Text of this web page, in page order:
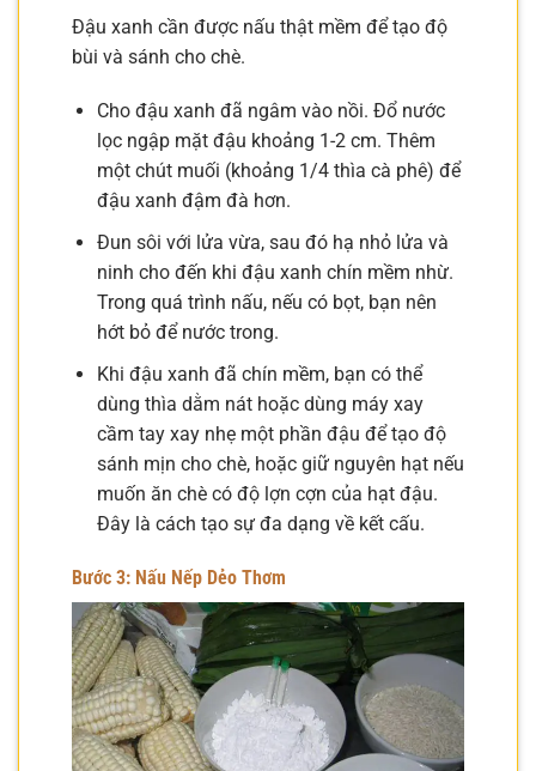
Đậu xanh cần được nấu thật mềm để tạo độ
bùi và sánh cho chè.
Cho đậu xanh đã ngâm vào nồi. Đổ nước
lọc ngập mặt đậu khoảng 1-2 cm. Thêm
một chút muối (khoảng 1/4 thìa cà phê) để
đậu xanh đậm đà hơn.
Đun sôi với lửa vừa, sau đó hạ nhỏ lửa và
ninh cho đến khi đậu xanh chín mềm nhừ.
Trong quá trình nấu, nếu có bọt, bạn nên
hớt bỏ để nước trong.
Khi đậu xanh đã chín mềm, bạn có thể
dùng thìa dằm nát hoặc dùng máy xay
cầm tay xay nhẹ một phần đậu để tạo độ
sánh mịn cho chè, hoặc giữ nguyên hạt nếu
muốn ăn chè có độ lợn cợn của hạt đậu.
Đây là cách tạo sự đa dạng về kết cấu.
Bước 3: Nấu Nếp Dẻo Thơm